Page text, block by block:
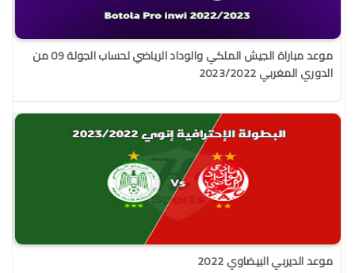
موعد مباراة الجيش الملكي والوداد الرياضي لحساب الجولة 09 من
الدوري المغربي 2023/2022
موعد الديربي البيضاوي 2022